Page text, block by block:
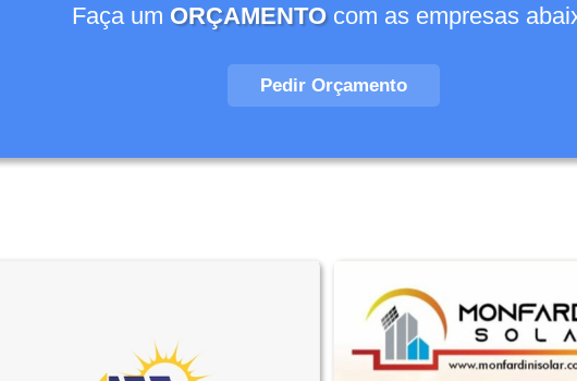
Faça um ORÇAMENTOcom as empresas
Pedir Orçamento